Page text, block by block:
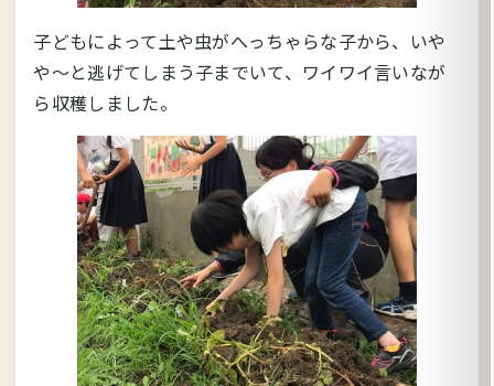
子どもによって土や虫がへっちゃらな子から、いや
や～と逃げてしまう子までいて、ワイワイ言いなが
ら収穫しました。